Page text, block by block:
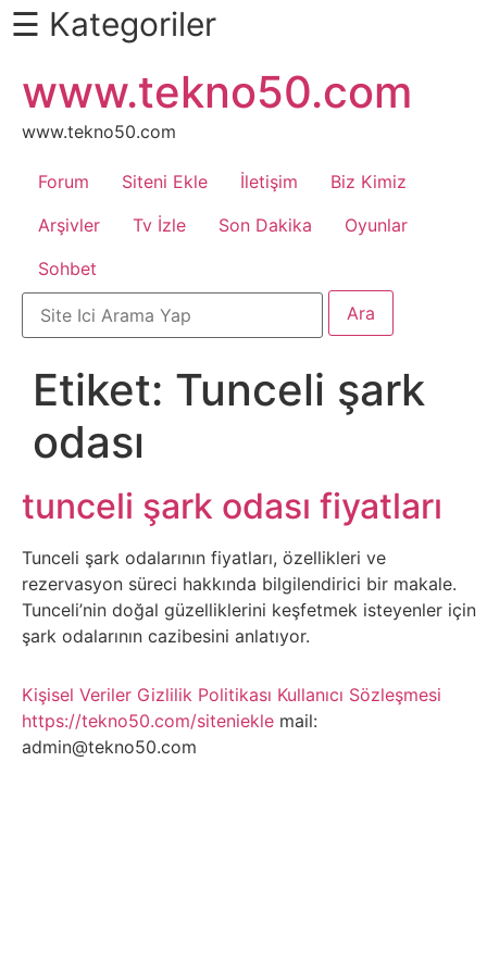
Daha
Fazlası
İçin
Kaydır
Android
Apk
Arabalar
Bankacılık
İşlemleri
Belgesel
Bilgi
Bilgisayar
Bitcoin
☰ Kategoriler
atla
www.tekno50.com
www.tekno50.com
Forum Siteni Ekle İletişim
Biz Kimiz
Arşivler
Tv İzle Son Dakika
Oyunlar
Sohbet
Etiket: Tunceli şark
odası
tunceli şark odası fiyatları
Tunceli şark odalarının fiyatları, özellikleri ve
rezervasyon süreci hakkında bilgilendirici bir makale.
Tunceli’nin doğal güzelliklerini keşfetmek isteyenler için
şark odalarının cazibesini anlatıyor.
Kişisel Veriler Gizlilik Politikası Kullanıcı Sözleşmesi
https://tekno50.com/siteniekle mail:
admin@tekno50.com